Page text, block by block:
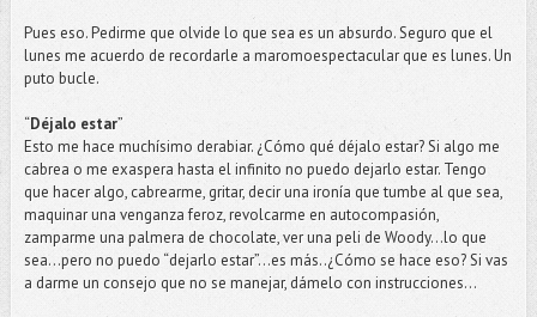
Pues eso. Pedirme que olvide lo que sea es un absurdo. Seguro que el
lunes me acuerdo de recordarle a maromoespectacular que es lunes. Un
puto bucle.
“Déjalo estar”
Esto me hace muchísimo derabiar. ¿Cómo qué déjalo estar? Si algo me
cabrea o me exaspera hasta el infinito no puedo dejarlo estar. Tengo
que hacer algo, cabrearme, gritar, decir una ironía que tumbe al que sea,
maquinar una venganza feroz, revolcarme en autocompasión,
zamparme una palmera de chocolate, ver una peli de Woody…lo que
sea…pero no puedo “dejarlo estar”…es más..¿Cómo se hace eso? Si vas
a darme un consejo que no se manejar, dámelo con instrucciones…